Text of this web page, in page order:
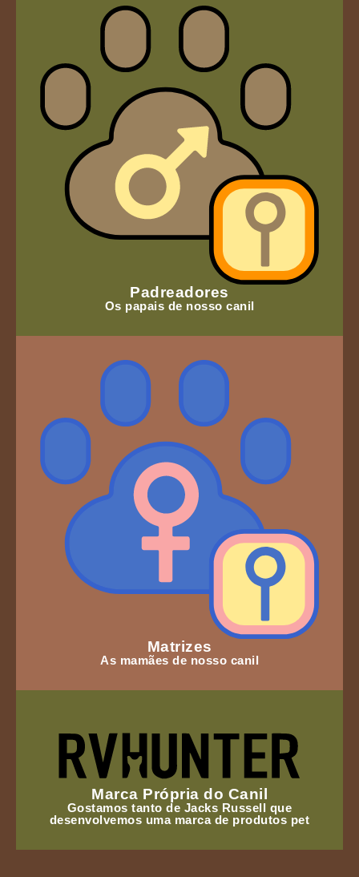
Padreadores
Os papais de nosso canil
Matrizes
As mamães de nosso canil
Marca Própria do Canil
Gostamos tanto de Jacks Russell que
desenvolvemos uma marca de produtos pet